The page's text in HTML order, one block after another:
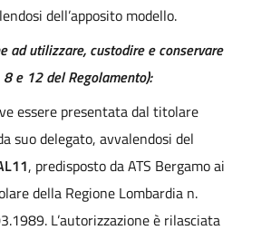
dell’apposito modello.
ad utilizzare, custodire e conservare
e 12 del Regolamento):
essere presentata dal titolare
suo delegato, avvalendosi del
, predisposto da ATS Bergamo ai
della Regione Lombardia n.
L’autorizzazione è rilasciata